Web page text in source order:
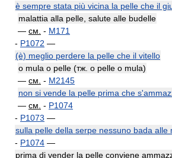
è sempre stata più vicina la pelle che il
malattia alla pelle, salute alle budelle
— см. - M171
- P1072 —
(è) meglio perdere la pelle che il vitello
o mula o pelle (тж. о pelle o mula)
— см. - M2145
non si vende la pelle prima che
— см. - P1074
- P1073 —
sulla pelle della serpe nessuno bada alle
- P1074 —
prima di vender la pelle conviene